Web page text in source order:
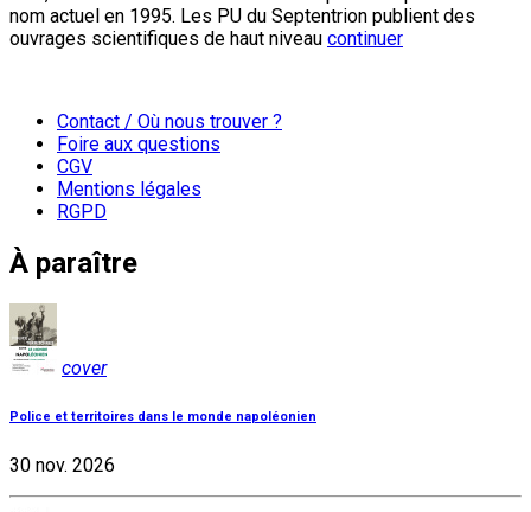
nom actuel en 1995. Les PU du Septentrion publient des
ouvrages scientifiques de haut niveau continuer
Contact / Où nous trouver ?
Foire aux questions
CGV
Mentions légales
RGPD
À paraître
cover
Police et territoires dans le monde napoléonien
30 nov. 2026